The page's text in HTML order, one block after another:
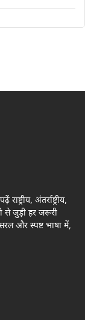
अंतर्राष्ट्रीय,
से जुड़ी हर जरूरी
और स्पष्ट भाषा में,